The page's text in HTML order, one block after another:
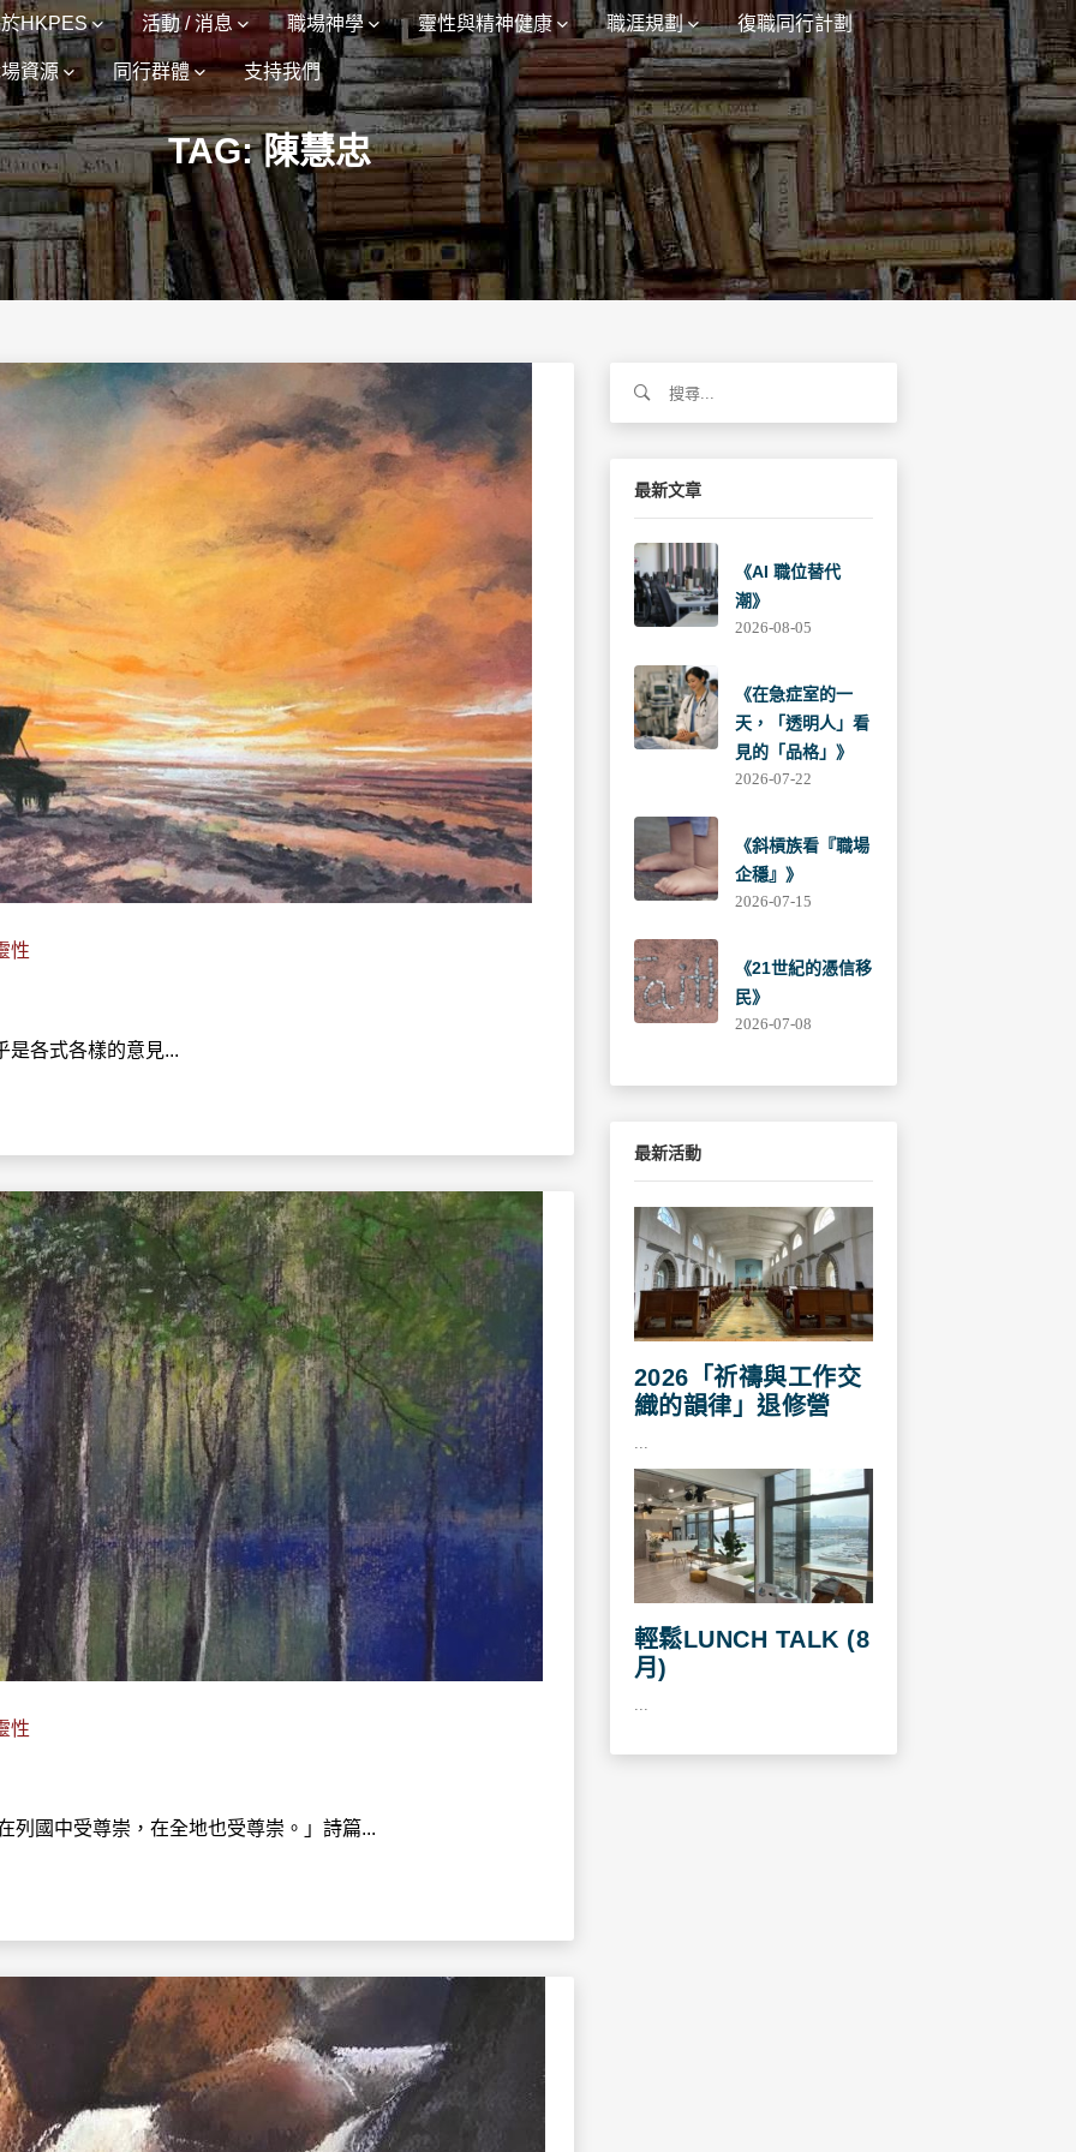
HKPES 活動 / 消息 職場神學 靈性與精神健康 職涯規劃 復職同行計劃
資源 同行群體 支持我們
TAG: 陳慧忠
性
是各式各樣的意見...
性
列國中受尊崇，在全地也受尊崇。」‭‭詩篇‬...
關
最新文章
《AI 職位替代
潮》
2026-08-05
《在急症室的一
天，「透明人」看
見的「品格」》
2026-07-22
《斜槓族看『職場
企穩』》
2026-07-15
《21世紀的憑信移
民》
2026-07-08
最新活動
2026「祈禱與工作交
織的韻律」退修營
輕鬆LUNCH TALK (8
月)